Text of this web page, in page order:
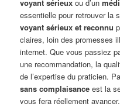
voyant sérieux ou d’un
essentielle pour retrouver la
voyant sérieux et reconnu
claires, loin des promesses
internet. Que vous passiez
une recommandation, la
de l’expertise du praticien.
sans complaisance est la
vous fera réellement avancer.